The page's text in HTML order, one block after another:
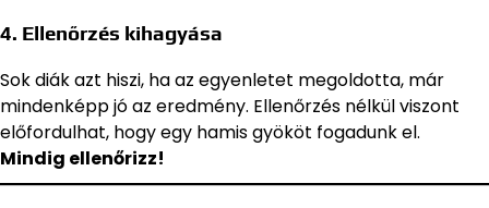
4. Ellenőrzés kihagyása
Sok diák azt hiszi, ha az egyenletet megoldotta, már
mindenképp jó az eredmény. Ellenőrzés nélkül viszont
előfordulhat, hogy egy hamis gyököt fogadunk el.
Mindig ellenőrizz!